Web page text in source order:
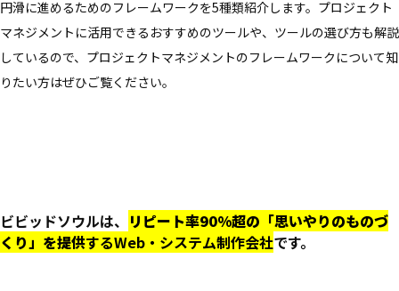
円滑に進めるためのフレームワークを5種類紹介します。プロジェクト
マネジメントに活用できるおすすめのツールや、ツールの選び方も解説
しているので、プロジェクトマネジメントのフレームワークについて知
りたい方はぜひご覧ください。
ビビッドソウルは、 リピート率90%超の「思いやりのものづ
くり」を提供するWeb・システム制作会社です。